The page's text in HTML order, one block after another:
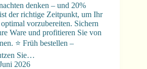
denken – und 20%
der richtige Zeitpunkt, um Ihr
vorzubereiten. Sichern
Ware und profitieren Sie von
⭐ Früh bestellen –
Sie…
2026